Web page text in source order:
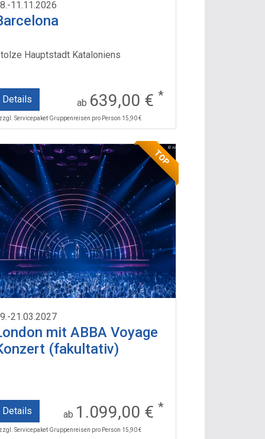
11.11.2026
Hauptstadt Kataloniens
Details ab 639,00 € *
Servicepaket Gruppenreisen pro Person 15,90 €
TOP
21.03.2027
mit ABBA Voyage
(fakultativ)
Details ab 1.099,00 € *
Servicepaket Gruppenreisen pro Person 15,90 €